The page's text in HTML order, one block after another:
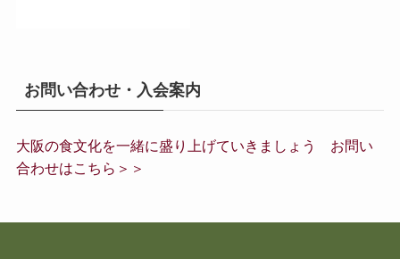
お問い合わせ・入会案内
大阪の食文化を一緒に盛り上げていきましょう お問い
合わせはこちら＞＞